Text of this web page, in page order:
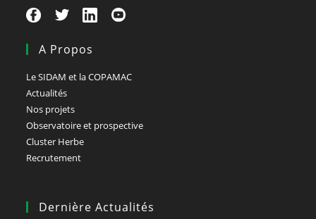
A Propos
Le SIDAM et la COPAMAC
Actualités
Nos projets
Observatoire et prospective
Cluster Herbe
Recrutement
Dernière Actualités